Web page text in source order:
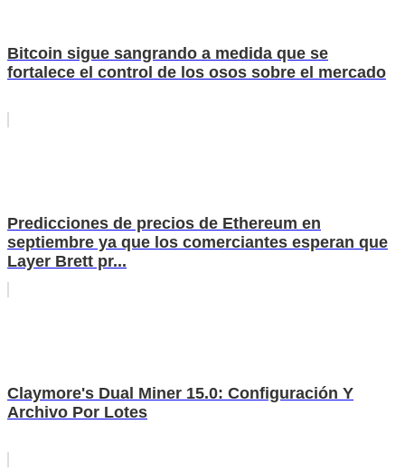
Bitcoin sigue sangrando a medida que se
fortalece el control de los osos sobre el mercado
Predicciones de precios de Ethereum en
septiembre ya que los comerciantes esperan que
Layer Brett pr...
Claymore's Dual Miner 15.0: Configuración Y
Archivo Por Lotes